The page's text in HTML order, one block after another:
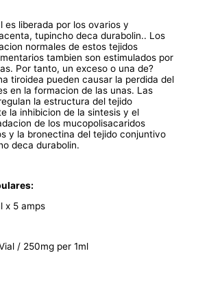
es liberada por los ovarios y
tupincho deca durabolin.. Los
normales de estos tejidos
tambien son estimulados por
Por tanto, un exceso o una de?
tiroidea pueden causar la perdida del
en la formacion de las unas. Las
la estructura del tejido
la inhibicion de la sintesis y el
de los mucopolisacaridos
y la bronectina del tejido conjuntivo
deca durabolin.
x 5 amps
/ 250mg per 1ml